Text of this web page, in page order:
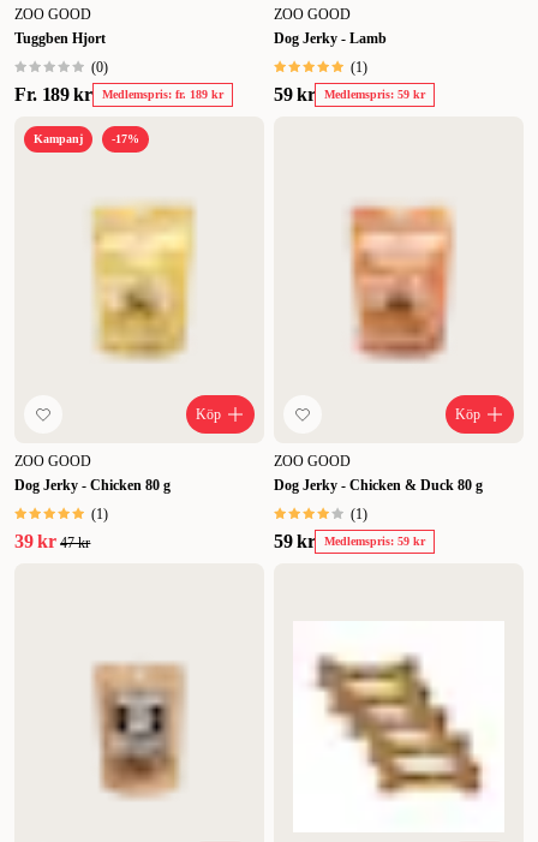
ZOO GOOD
Tuggben Hjort
(0)
Fr. 189 kr Medlemspris: fr. 189 kr
ZOO GOOD
Dog Jerky - Lamb
(1)
59 kr Medlemspris: 59 kr
Kampanj -17%
Köp
ZOO GOOD
Dog Jerky - Chicken 80 g
(1)
39 kr 47 kr
Köp
ZOO GOOD
Dog Jerky - Chicken & Duck 80 g
(1)
59 kr Medlemspris: 59 kr